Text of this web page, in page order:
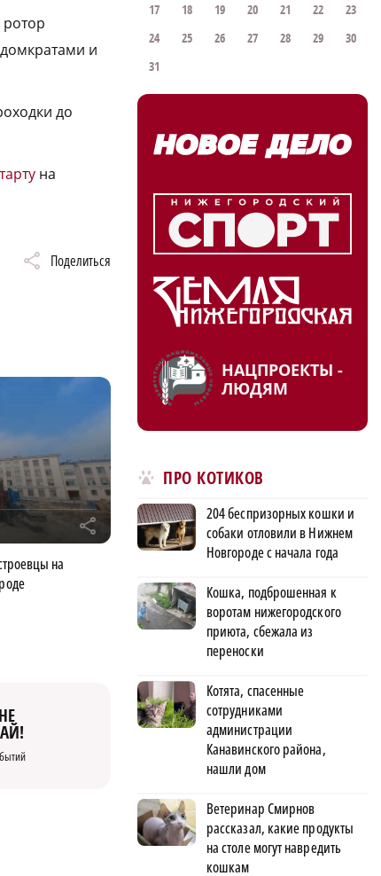
и
до
на
Поделиться
r
на
17
18 19 20 21 22
23
24
25 26 27 28 29
30
31
НАЦПРОЕКТЫ -
ЛЮДЯМ
ПРО КОТИКОВ
204 беспризорных кошки и
собаки отловили в Нижнем
Новгороде с начала года
Кошка, подброшенная к
воротам нижегородского
приюта, сбежала из
переноски
Котята, спасенные
сотрудниками
администрации
Канавинского района,
нашли дом
Ветеринар Смирнов
рассказал, какие продукты
на столе могут навредить
кошкам